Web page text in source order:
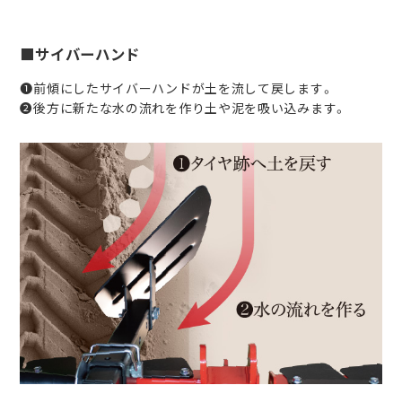
■サイバーハンド
❶前傾にしたサイバーハンドが土を流して戻します。
❷後方に新たな水の流れを作り土や泥を吸い込みます。